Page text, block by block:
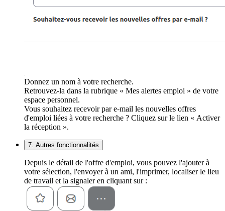
Donnez un nom à votre recherche.
Retrouvez-la dans la rubrique « Mes alertes emploi » de votre
espace personnel.
Vous souhaitez recevoir par e-mail les nouvelles offres
d'emploi liées à votre recherche ? Cliquez sur le lien « Activer
la réception ».
7. Autres fonctionnalités
Depuis le détail de l'offre d'emploi, vous pouvez l'ajouter à
votre sélection, l'envoyer à un ami, l'imprimer, localiser le lieu
de travail et la signaler en cliquant sur :